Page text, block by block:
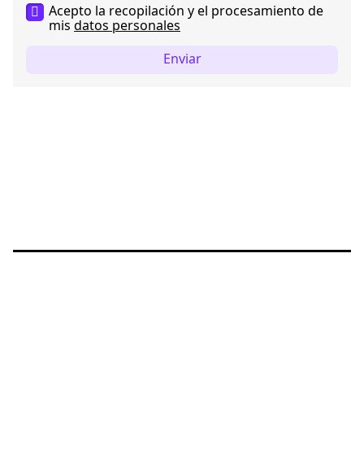
Acepto la recopilación y el procesamiento de
misdatos personales
Enviar